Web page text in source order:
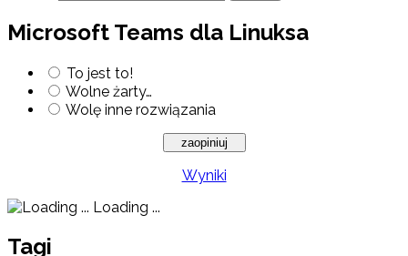
Microsoft Teams dla Linuksa
To jest to!
Wolne żarty…
Wolę inne rozwiązania
Wyniki
Loading ...
Tagi